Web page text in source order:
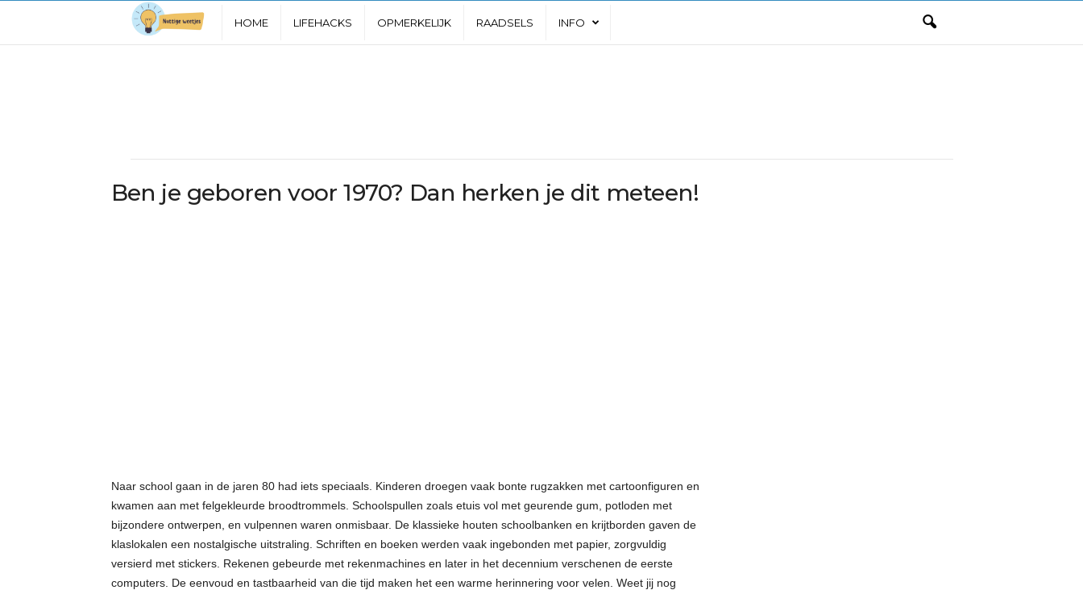
i
g
HOME LIFEHACKS OPMERKELIJK RAADSELS INFO
Ben je geboren voor 1970? Dan herken je dit meteen!
Naar school gaan in de jaren 80 had iets speciaals. Kinderen droegen vaak bonte rugzakken met cartoonfiguren en
kwamen aan met felgekleurde broodtrommels. Schoolspullen zoals etuis vol met geurende gum, potloden met
bijzondere ontwerpen, en vulpennen waren onmisbaar. De klassieke houten schoolbanken en krijtborden gaven de
klaslokalen een nostalgische uitstraling. Schriften en boeken werden vaak ingebonden met papier, zorgvuldig
versierd met stickers. Rekenen gebeurde met rekenmachines en later in het decennium verschenen de eerste
computers. De eenvoud en tastbaarheid van die tijd maken het een warme herinnering voor velen. Weet jij nog